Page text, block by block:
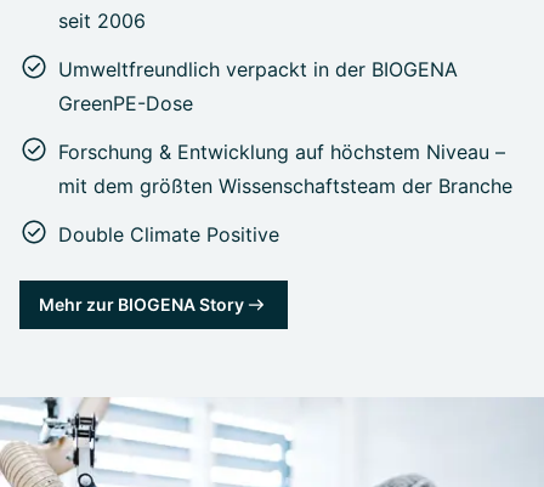
seit 2006
Umweltfreundlich verpackt in der BIOGENA
GreenPE-Dose
Forschung & Entwicklung auf höchstem Niveau –
mit dem größten Wissenschaftsteam der Branche
Double Climate Positive
Mehr zur BIOGENA Story